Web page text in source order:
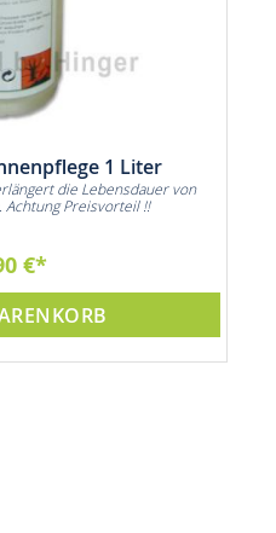
1 Liter
die Lebensdauer von
Preisvorteil !!
€